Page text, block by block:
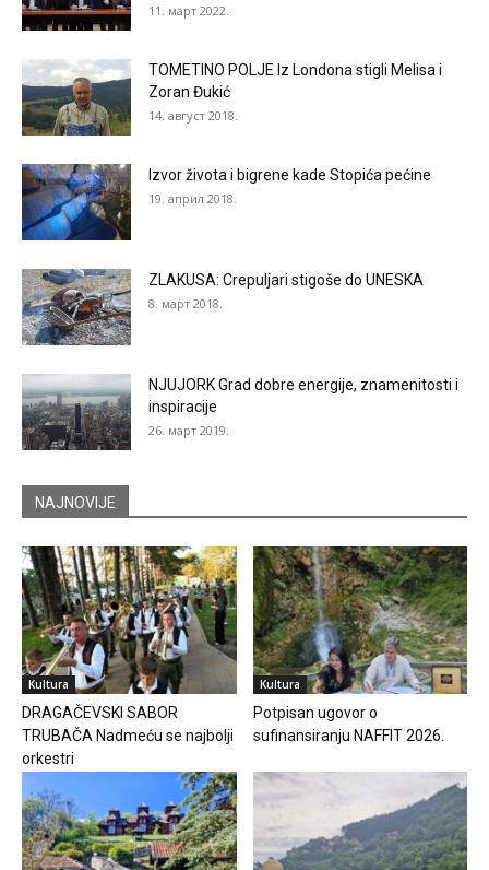
11. март 2022.
TOMETINO POLJE Iz Londona stigli Melisa i
Zoran Đukić
14. август 2018.
Izvor života i bigrene kade Stopića pećine
19. април 2018.
ZLAKUSA: Crepuljari stigoše do UNESKA
8. март 2018.
NJUJORK Grad dobre energije, znamenitosti i
inspiracije
26. март 2019.
NAJNOVIJE
Kultura
DRAGAČEVSKI SABOR
TRUBAČA Nadmeću se najbolji
orkestri
Kultura
Potpisan ugovor o
sufinansiranju NAFFIT 2026.